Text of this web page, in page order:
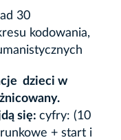
30
kodowania,
dzieci w
się: cyfry: (10
+ start i